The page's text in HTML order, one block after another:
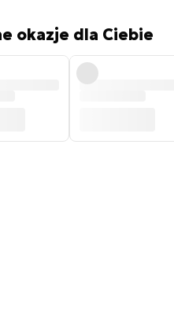
okazje dla Ciebie